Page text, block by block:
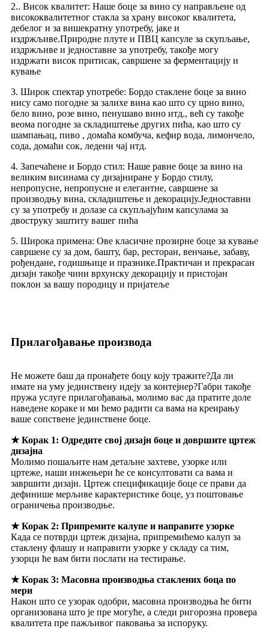
2.. Висок квалитет: Наше боце за вино су направљене од
висококвалитетног стакла за храну високог квалитета,
дебелог и за вишекратну употребу, јаке и
издржљиве.Природне плуте и ПВЦ капсуле за скупљање,
издржљиве и једноставне за употребу, такође могу
издржати висок притисак, савршене за ферментацију и
кување
3. Широк спектар употребе: Бордо стаклене боце за вино
нису само погодне за залихе вина као што су црно вино,
бело вино, розе вино, пенушаво вино итд., већ су такође
веома погодне за складиштење других пића, као што су
шампањац, пиво , домаћа комбуча, кефир вода, лимончело,
сода, домаћи сок, ледени чај итд.
4. Запечаћене и Бордо стил: Наше равне боце за вино на
великим висинама су дизајниране у Бордо стилу,
непропусне, непропусне и елегантне, савршене за
производњу вина, складиштење и декорацију.Једноставни
су за употребу и долазе са скупљајућим капсулама за
двоструку заштиту вашег пића
5. Широка примена: Ове класичне прозирне боце за кување
савршене су за дом, башту, бар, ресторан, венчање, забаву,
рођендане, годишњице и празнике.Практичан и прекрасан
дизајн такође чини врхунску декорацију и пристојан
поклон за вашу породицу и пријатеље
Прилагођавање производа
Не можете баш да пронађете боцу коју тражите?Да ли
имате на уму јединствену идеју за контејнер?Габри такође
пружа услуге прилагођавања, молимо вас да пратите доле
наведене кораке и ми ћемо радити са вама на креирању
ваше сопствене јединствене боце.
★ Корак 1: Одредите свој дизајн боце и довршите цртеж
дизајна
Молимо пошаљите нам детаљне захтеве, узорке или
цртеже, наши инжењери ће се консултовати са вама и
завршити дизајн. Цртеж спецификације боце се прави да
дефинише мерљиве карактеристике боце, уз поштовање
ограничења производње.
★ Корак 2: Припремите калупе и направите узорке
Када се потврди цртеж дизајна, припремићемо калуп за
стаклену флашу и направити узорке у складу са тим,
узорци ће вам бити послати на тестирање.
★ Корак 3: Масовна производња стаклених боца по
мери
Након што се узорак одобри, масовна производња ће бити
организована што је пре могуће, а следи ригорозна провера
квалитета пре пажљивог паковања за испоруку.